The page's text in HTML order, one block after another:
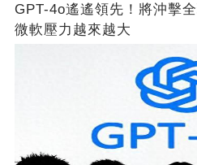
GPT-4o遙遙領先！將沖擊
微軟壓力越來越大